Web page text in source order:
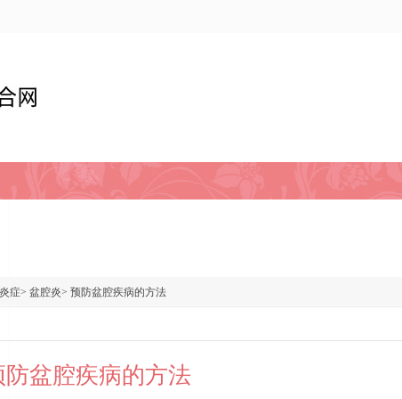
症> 盆腔炎> 预防盆腔疾病的方法
防盆腔疾病的方法